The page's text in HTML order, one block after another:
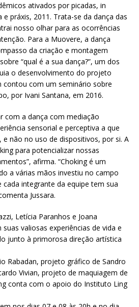
ativados por picadas, in
e práxis, 2011. Trata-se da dança das
nosso olhar para as ocorrências
Para a Muovere, a dança
da criação e montagem
“qual é a sua dança?”, um dos
o desenvolvimento do projeto
contou com um seminário sobre
por Ivani Santana, em 2016.
com a dança com mediação
sensorial e perceptiva a que
não no uso de dispositivos, por si. A
para potencializar nossas
afirma. “Choking é um
a várias mãos investiu no campo
cada integrante da equipe tem sua
Jussara.
Letícia Paranhos e Joana
valiosas experiências de vida e
junto à primorosa direção artística
Rabadan, projeto gráfico de Sandro
Vivian, projeto de maquiagem de
conta com o apoio do Instituto Ling